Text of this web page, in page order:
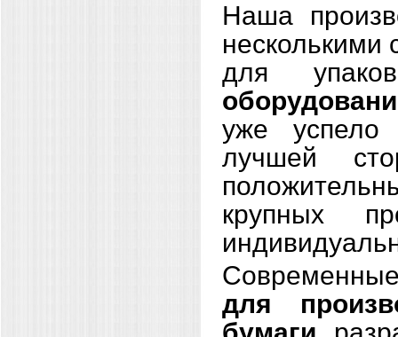
Наша
несколькими
для
уже успело
лучшей
крупных
для